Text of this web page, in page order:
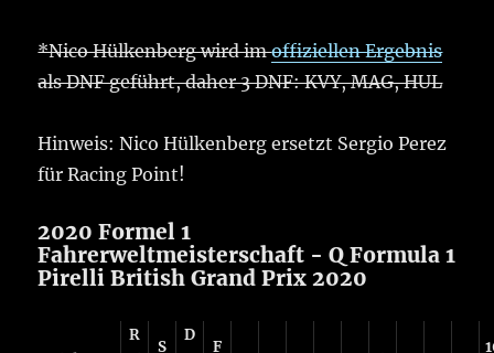
*Nico Hülkenberg wird imoffiziellen Ergebnis
als DNF geführt, daher 3 DNF: KVY, MAG, HUL
Hinweis: Nico Hülkenberg ersetzt Sergio Perez
für Racing Point!
2020 Formel 1
Fahrerweltmeisterschaft - Q Formula 1
Pirelli British Grand Prix 2020
R
S
D
F